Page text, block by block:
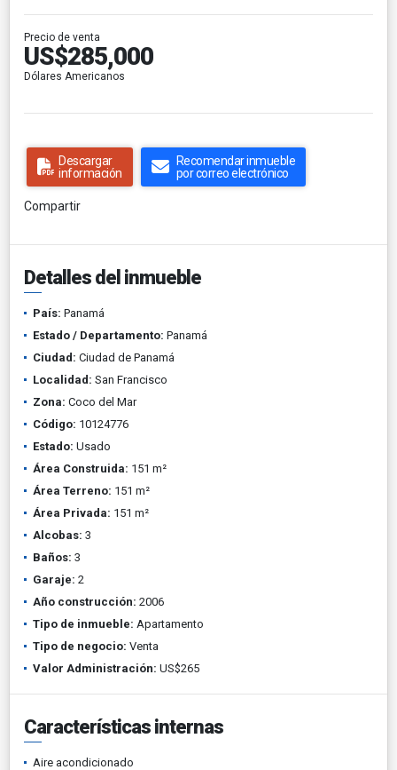
Precio de venta
US$285,000
Dólares Americanos
Descargar
información
Recomendar inmueble
por correo electrónico
Compartir
Detalles del inmueble
País: Panamá
Estado / Departamento: Panamá
Ciudad: Ciudad de Panamá
Localidad: San Francisco
Zona: Coco del Mar
Código: 10124776
Estado: Usado
Área Construida: 151 m²
Área Terreno: 151 m²
Área Privada: 151 m²
Alcobas: 3
Baños: 3
Garaje: 2
Año construcción: 2006
Tipo de inmueble: Apartamento
Tipo de negocio: Venta
Valor Administración: US$265
Características internas
Aire acondicionado